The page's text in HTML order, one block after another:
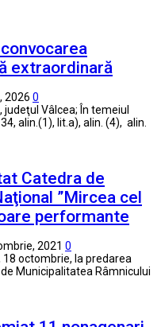
extraordinară
2026 0
Vâlcea; În temeiul
alin.(1), lit.a), alin. (4), alin.
Catedra de
”Mircea cel
performante
2021 0
octombrie, la predarea
Municipalitatea Râmnicului